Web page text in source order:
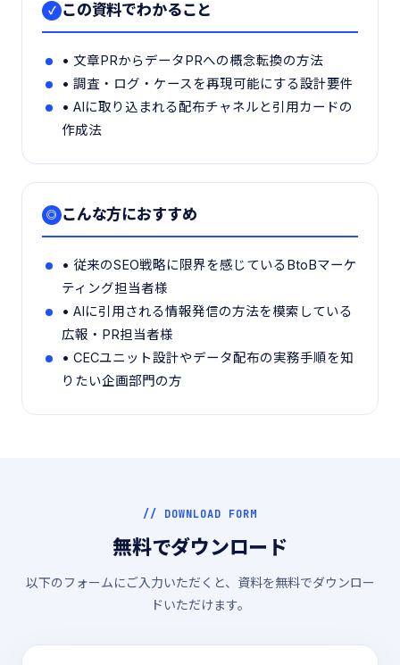
✓ この資料でわかること
• 文章PRからデータPRへの概念転換の方法
• 調査・ログ・ケースを再現可能にする設計要件
• AIに取り込まれる配布チャネルと引用カードの
作成法
◎ こんな方におすすめ
• 従来のSEO戦略に限界を感じているBtoBマーケ
ティング担当者様
• AIに引用される情報発信の方法を模索している
広報・PR担当者様
• CECユニット設計やデータ配布の実務手順を知
りたい企画部門の方
// DOWNLOAD FORM
無料でダウンロード
以下のフォームにご入力いただくと、資料を無料でダウンロー
ドいただけます。